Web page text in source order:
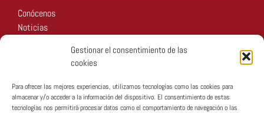
Gestionar el consentimiento de las
cookies
Para ofrecer las mejores experiencias, utilizamos tecnologías como las cookies para
almacenar y/o acceder a la información del dispositivo. El consentimiento de estas
tecnologías nos permitirá procesar datos como el comportamiento de navegación o las
Conócenos
Noticias